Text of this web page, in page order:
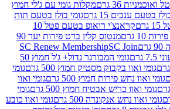
מקלות גומי עם ג'לי חמוץ
גרם
גומי בולז בטעם תות
קראנצ'י רואופ בטעם פטל 10
מנטוס קלין ברט פירות יער 90
SC Renew MembershipSC
גומי המבורגר גדול+ ג'ל חמוץ 50
מסטיק חמוץ 500 גרם
גומי
חמוץ 500 גרם
גומי ואוו
אבטיח חמוץ 500 גרם
גומי
אנקונדה 500 גרם
גומי ואוו כובע